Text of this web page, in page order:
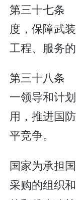
第三十七条
度，保障武
工程、服务的
第三十八条
一领导和计
用，推进国
平竞争。
国家为承担
采购的组织